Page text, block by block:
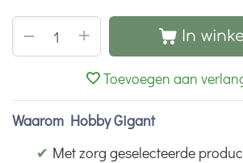
+
− In
Toevoegen aan
Waarom Hobby Gigant
✔ Met zorg geselecteerde